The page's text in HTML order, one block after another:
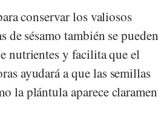
conservar los valiosos
sésamo también se pueden
nutrientes y facilita que el
ayudará a que las semillas
la plántula aparece